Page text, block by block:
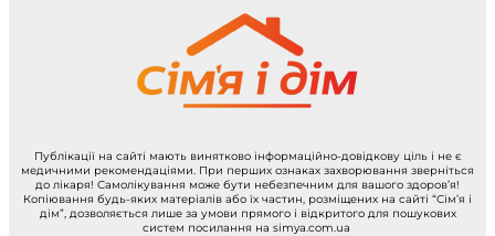
Публікації на сайті мають винятково інформаційно-довідкову ціль і не є
медичними рекомендаціями. При перших ознаках захворювання зверніться
до лікаря! Самолікування може бути небезпечним для вашого здоров’я!
Копіювання будь-яких матеріалів або їх частин, розміщених на сайті “Сім’я і
дім”, дозволяється лише за умови прямого і відкритого для пошукових
систем посилання на simya.com.ua